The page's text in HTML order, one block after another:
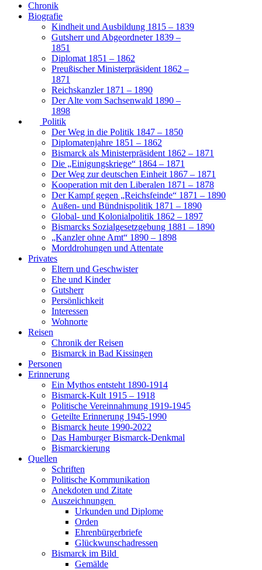
Chronik
Biografie
Kindheit und Ausbildung 1815 – 1839
Gutsherr und Abgeordneter 1839 –
1851
Diplomat 1851 – 1862
Preußischer Ministerpräsident 1862 –
1871
Reichskanzler 1871 – 1890
Der Alte vom Sachsenwald 1890 –
1898
Politik
Der Weg in die Politik 1847 – 1850
Diplomatenjahre 1851 – 1862
Bismarck als Ministerpräsident 1862 – 1871
Die „Einigungskriege“ 1864 – 1871
Der Weg zur deutschen Einheit 1867 – 1871
Kooperation mit den Liberalen 1871 – 1878
Der Kampf gegen „Reichsfeinde“ 1871 – 1890
Außen- und Bündnispolitik 1871 – 1890
Global- und Kolonialpolitik 1862 – 1897
Bismarcks Sozialgesetzgebung 1881 – 1890
„Kanzler ohne Amt“ 1890 – 1898
Morddrohungen und Attentate
Privates
Eltern und Geschwister
Ehe und Kinder
Gutsherr
Persönlichkeit
Interessen
Wohnorte
Reisen
Chronik der Reisen
Bismarck in Bad Kissingen
Personen
Erinnerung
Ein Mythos entsteht 1890-1914
Bismarck-Kult 1915 – 1918
Politische Vereinnahmung 1919-1945
Geteilte Erinnerung 1945-1990
Bismarck heute 1990-2022
Das Hamburger Bismarck-Denkmal
Bismarckierung
Quellen
Schriften
Politische Kommunikation
Anekdoten und Zitate
Auszeichnungen
Urkunden und Diplome
Orden
Ehrenbürgerbriefe
Glückwunschadressen
Bismarck im Bild
Gemälde